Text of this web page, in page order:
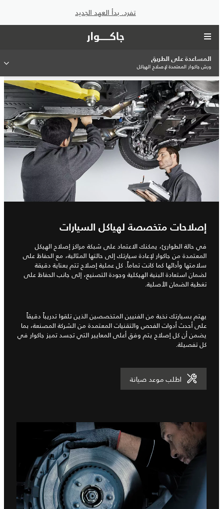
تفرد. بدأ العهد الجديد
المساعدة على الطريق
ورش جاكوار المعتمدة لإصلاح الهياكل
إصلاحات متخصصة لهياكل السيارات
في حالة الطوارئ، يمكنك الاعتماد على شبكة مراكز إصلاح الهيكل
المعتمدة من جاكوار لإعادة سيارتك إلى حالتها المثالية، مع الحفاظ على
سلامتها وأدائها كما كانت تماماً. كل عملية إصلاح تتم بعناية دقيقة
لضمان استعادة البنية الهيكلية وجودة التصنيع، إلى جانب الحفاظ على
تغطية الضمان الأصلية.
يهتم بسيارتك نخبة من الفنيين المتخصصين الذين تلقوا تدريباً دقيقاً
على أحدث أدوات الفحص والتقنيات المعتمدة من الشركة المصنعة، بما
يضمن أن كل إصلاح يتم وفق أعلى المعايير التي تجسد تميز جاكوار في
كل تفصيلة.
اطلب موعد صيانة